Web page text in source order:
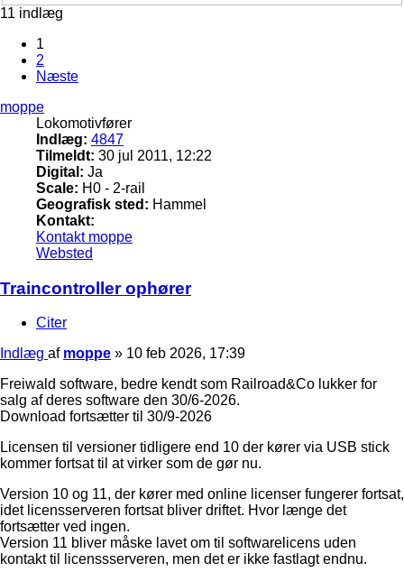
11 indlæg
1
2
Næste
moppe
Lokomotivfører
Indlæg: 4847
Tilmeldt: 30 jul 2011, 12:22
Digital: Ja
Scale: H0 - 2-rail
Geografisk sted: Hammel
Kontakt:
Kontakt moppe
Websted
Traincontroller ophører
Citer
Indlæg af moppe » 10 feb 2026, 17:39
Freiwald software, bedre kendt som Railroad&Co lukker for
salg af deres software den 30/6-2026.
Download fortsætter til 30/9-2026
Licensen til versioner tidligere end 10 der kører via USB stick
kommer fortsat til at virker som de gør nu.
Version 10 og 11, der kører med online licenser fungerer fortsat,
idet licensserveren fortsat bliver driftet. Hvor længe det
fortsætter ved ingen.
Version 11 bliver måske lavet om til softwarelicens uden
kontakt til licenssserveren, men det er ikke fastlagt endnu.